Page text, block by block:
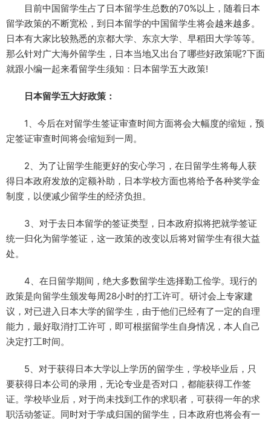
目前中国留学生占了日本留学生总数的70%以上，随着日本
留学政策的不断宽松，到日本留学的中国留学生将会越来越多。
日本有大家比较熟悉的京都大学、东京大学、早稻田大学等等。
那么针对广大海外留学生，日本当地又出台了哪些好政策呢?下面
就跟小编一起来看留学生须知：日本留学五大政策!
日本留学五大好政策：
1、今后在对留学生签证审查时间方面将会大幅度的缩短，预
定签证审查时间将会缩短到一周。
2、为了让留学生能更好的安心学习，在日留学生将每人获
得日本政府发放的定额补助，日本学校方面也将给予各种奖学金
制度，以便减少留学生的经济负担。
3、对于去日本留学的签证类型，日本政府拟将把就学签证
统一归化为留学签证，这一政策的改变以后将对留学生有很大益
处。
4、在日留学期间，绝大多数留学生选择勤工俭学。现行的
政策是向留学生颁发每周28小时的打工许可。研讨会上专家建
议，对已进入日本大学的留学生，由于他们已经有了一定的自理
能力，最好取消打工许可，即可根据留学生自身情况，本人自己
决定打工时间。
5、对于获得日本大学以上学历的留学生，学校毕业后，只
要获得日本公司的录用，无论专业是否对口，都能获得工作签
证。学校毕业后，对于尚未找到工作的求职者，可获得一年的求
职活动签证。同时对于学成归国的留学生，日本政府也将会有一